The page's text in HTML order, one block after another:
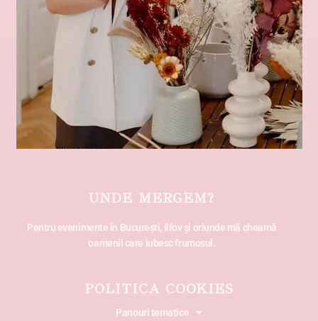
UNDE MERGEM?
Pentru evenimente în București, Ilfov și oriunde mă cheamă
oamenii care iubesc frumosul.
POLITICA COOKIES
Panouri tematice